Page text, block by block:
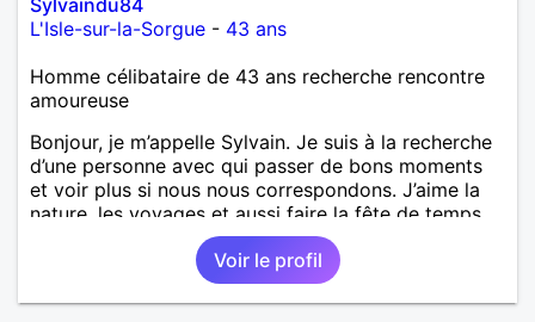
L'Isle-sur-la-Sorgue - 43 ans
Homme célibataire de 43 ans recherche rencontre
amoureuse
Bonjour, je m’appelle Sylvain. Je suis à la recherche
d’une personne avec qui passer de bons moments
et voir plus si nous nous correspondons. J’aime la
nature, les voyages et aussi faire la fête de temps
en temps ;-)Je suis papa d’un petit garçon de 7 ans
dont je m’occupe en garde alternée. J’aime à peu
près tous les styles de musique. (Oui je suis pas
trop fan de Jul). Je fais du sport pour garder la
Voir le profil